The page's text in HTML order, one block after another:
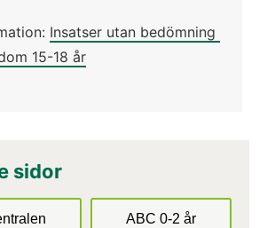
Insatser utan bedömning
15-18 år
sidor
ABC 0-2 år